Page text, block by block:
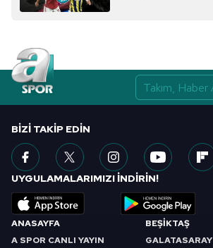
ANASAYFA
A SPOR CANLI YAYIN
BEŞİKTAŞ
GALATASARAY
BIZI TAKIP EDIN
UYGULAMALARIMIZI İNDİRİN!